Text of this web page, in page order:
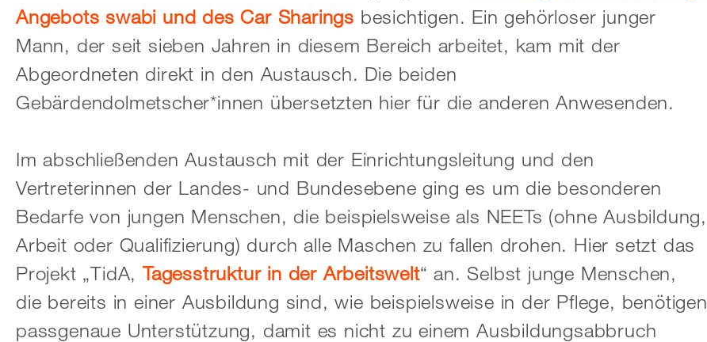
Angebots swabi und des Car Sharings besichtigen. Ein gehörloser junger
Mann, der seit sieben Jahren in diesem Bereich arbeitet, kam mit der
Abgeordneten direkt in den Austausch. Die beiden
Gebärdendolmetscher*innen übersetzten hier für die anderen Anwesenden.
Im abschließenden Austausch mit der Einrichtungsleitung und den
Vertreterinnen der Landes- und Bundesebene ging es um die besonderen
Bedarfe von jungen Menschen, die beispielsweise als NEETs (ohne Ausbildung,
Arbeit oder Qualifizierung) durch alle Maschen zu fallen drohen. Hier setzt das
Projekt „TidA,Tagesstruktur in der Arbeitswelt“ an. Selbst junge Menschen,
die bereits in einer Ausbildung sind, wie beispielsweise in der Pflege, benötigen
passgenaue Unterstützung, damit es nicht zu einem Ausbildungsabbruch